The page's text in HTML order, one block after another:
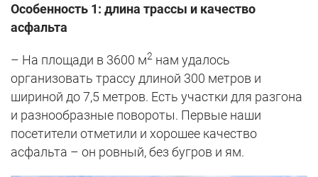
Особенность 1: длина трассы и качество
асфальта
– На площади в 3600 м2 нам удалось
организовать трассу длиной 300 метров и
шириной до 7,5 метров. Есть участки для разгона
и разнообразные повороты. Первые наши
посетители отметили и хорошее качество
асфальта – он ровный, без бугров и ям.